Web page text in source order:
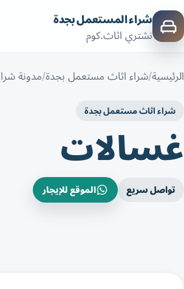
شراء المستعمل بجدة
نشتري اثاث.كوم
الرئيسية شراء اثاث مستعمل بجدة مدونة
شراء اثاث مستعمل بجدة
غسالات
تواصل سريع الموقع للإيجار